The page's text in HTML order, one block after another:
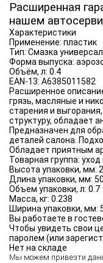
Расширенная
нашем
Характеристики
Применение: пластик
Тип: Смазка
Форма выпуска:
Объём, л: 0.4
EAN-13: A6385011582
Расширенное
грязь, масляные и
старения и
структуру, обладает
Предназначен для
деталей салона.
Обладает приятным
Товарная группа: уход
Высота упаковки, мм:
Длина упаковки, мм: 50
Объем упаковки, л: 0.7
Масса, кг: 0.238
Ширина упаковки, мм:
Вы работаете в
Чтобы увидеть свои
паролем (или
Нет на складе
Мы можем привезти